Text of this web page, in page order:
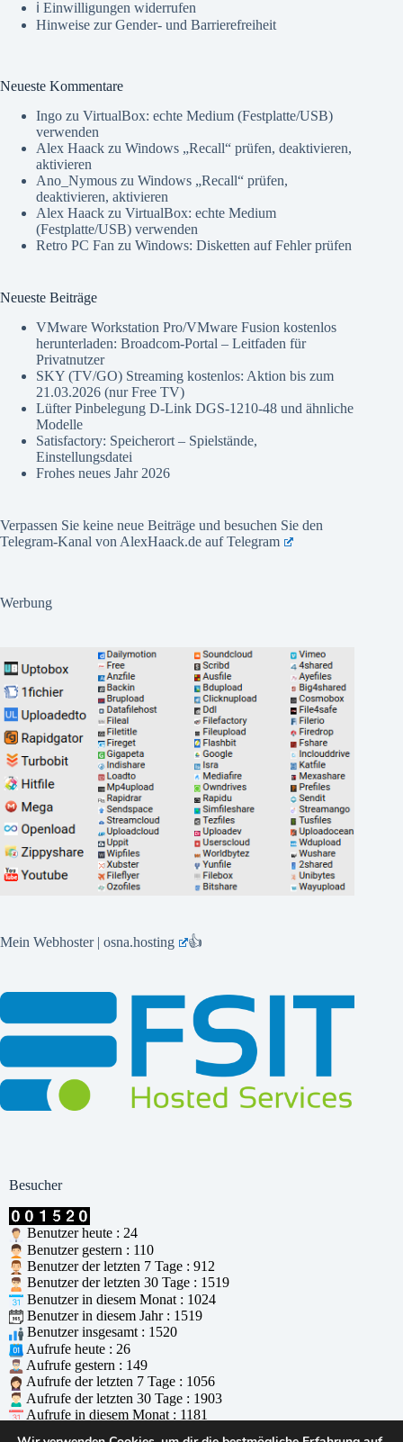
ℹ️ Einwilligungen widerrufen
Hinweise zur Gender- und Barrierefreiheit
Neueste Kommentare
Ingo zu VirtualBox: echte Medium (Festplatte/USB)
verwenden
Alex Haack zu Windows „Recall“ prüfen, deaktivieren,
aktivieren
Ano_Nymous zu Windows „Recall“ prüfen,
deaktivieren, aktivieren
Alex Haack zu VirtualBox: echte Medium
(Festplatte/USB) verwenden
Retro PC Fan zu Windows: Disketten auf Fehler prüfen
Neueste Beiträge
VMware Workstation Pro/VMware Fusion kostenlos
herunterladen: Broadcom-Portal – Leitfaden für
Privatnutzer
SKY (TV/GO) Streaming kostenlos: Aktion bis zum
21.03.2026 (nur Free TV)
Lüfter Pinbelegung D-Link DGS-1210-48 und ähnliche
Modelle
Satisfactory: Speicherort – Spielstände,
Einstellungsdatei
Frohes neues Jahr 2026
Verpassen Sie keine neue Beiträge und besuchen Sie den
Telegram-Kanal von AlexHaack.de aufTelegram
Werbung
Mein Webhoster | osna.hosting 👍
Besucher
Benutzer heute : 24
Benutzer gestern : 110
Benutzer der letzten 7 Tage : 912
Benutzer der letzten 30 Tage : 1519
Benutzer in diesem Monat : 1024
Benutzer in diesem Jahr : 1519
Benutzer insgesamt : 1520
Aufrufe heute : 26
Aufrufe gestern : 149
Aufrufe der letzten 7 Tage : 1056
Aufrufe der letzten 30 Tage : 1903
Aufrufe in diesem Monat : 1181